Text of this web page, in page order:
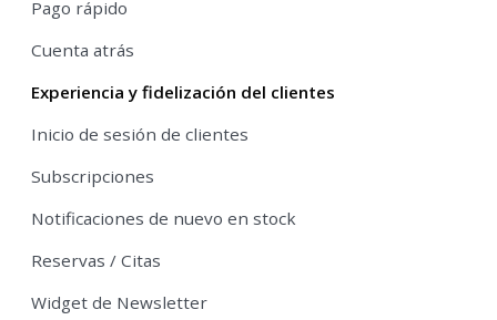
Pago rápido
Cuenta atrás
Experiencia y fidelización del clientes
Inicio de sesión de clientes
Subscripciones
Notificaciones de nuevo en stock
Reservas / Citas
Widget de Newsletter